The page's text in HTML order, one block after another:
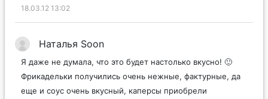
18.03.12 13:02
Наталья Soon
Я даже не думала, что это будет настолько вкусно! 🙂
Фрикадельки получились очень нежные, фактурные, да
еще и соус очень вкусный, каперсы приобрели